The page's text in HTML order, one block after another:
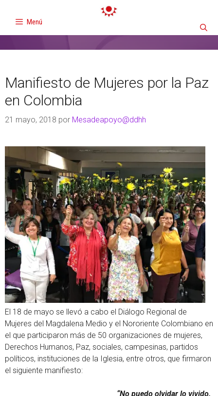
Menú
Manifiesto de Mujeres por la Paz
en Colombia
21 mayo, 2018 por Mesadeapoyo@ddhh
El 18 de mayo se llevó a cabo el Diálogo Regional de
Mujeres del Magdalena Medio y el Nororiente Colombiano en
el que participaron más de 50 organizaciones de mujeres,
Derechos Humanos, Paz, sociales, campesinas, partidos
políticos, instituciones de la Iglesia, entre otros, que firmaron
el siguiente manifiesto:
“No puedo olvidar lo vivido.